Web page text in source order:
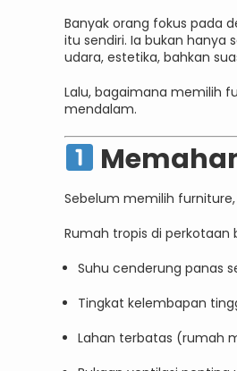
Banyak orang fokus pada
itu sendiri. Ia bukan hanya
udara, estetika, bahkan
Lalu, bagaimana memilih
mendalam.
Sebelum memilih
Rumah tropis di perkotaan
Suhu cenderung panas
Tingkat kelembapan
Lahan terbatas (rumah